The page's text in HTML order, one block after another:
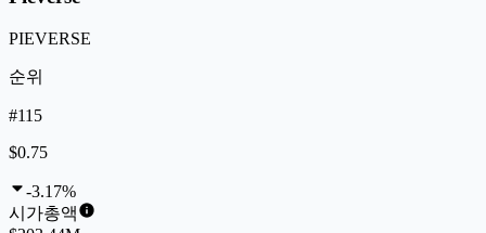
PIEVERSE
순위
#115
$0.75
-3.17%
시가총액